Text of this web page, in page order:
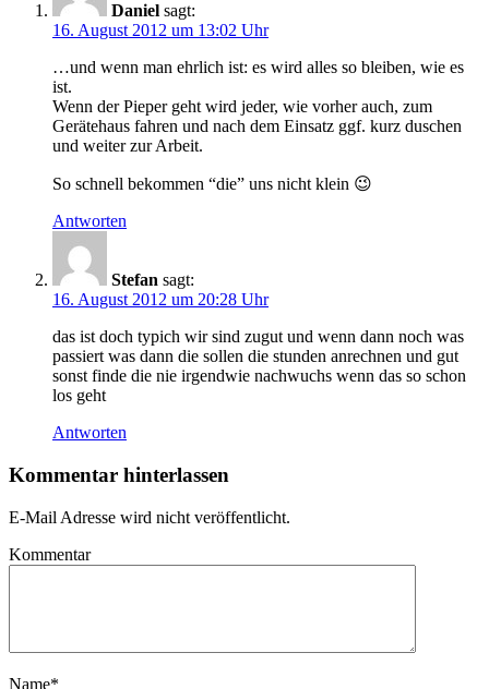
Daniel sagt:
16. August 2012 um 13:02 Uhr
…und wenn man ehrlich ist: es wird alles so bleiben, wie es
ist.
Wenn der Pieper geht wird jeder, wie vorher auch, zum
Gerätehaus fahren und nach dem Einsatz ggf. kurz duschen
und weiter zur Arbeit.
So schnell bekommen “die” uns nicht klein 😉
Antworten
Stefan sagt:
16. August 2012 um 20:28 Uhr
das ist doch typich wir sind zugut und wenn dann noch was
passiert was dann die sollen die stunden anrechnen und gut
sonst finde die nie irgendwie nachwuchs wenn das so schon
los geht
Antworten
Kommentar hinterlassen
E-Mail Adresse wird nicht veröffentlicht.
Kommentar
Name*